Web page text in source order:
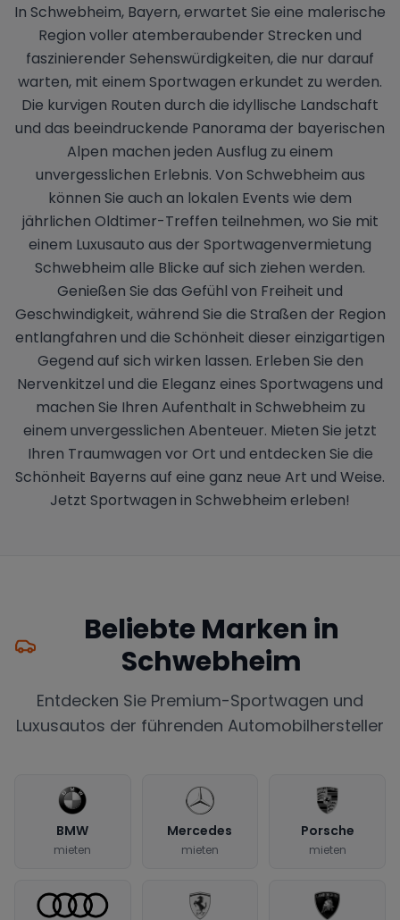
In Schwebheim, Bayern, erwartet Sie eine malerische
Region voller atemberaubender Strecken und
faszinierender Sehenswürdigkeiten, die nur darauf
warten, mit einem Sportwagen erkundet zu werden.
Die kurvigen Routen durch die idyllische Landschaft
und das beeindruckende Panorama der bayerischen
Alpen machen jeden Ausflug zu einem
unvergesslichen Erlebnis. Von Schwebheim aus
können Sie auch an lokalen Events wie dem
jährlichen Oldtimer-Treffen teilnehmen, wo Sie mit
einem Luxusauto aus der Sportwagenvermietung
Schwebheim alle Blicke auf sich ziehen werden.
Genießen Sie das Gefühl von Freiheit und
Geschwindigkeit, während Sie die Straßen der Region
entlangfahren und die Schönheit dieser einzigartigen
Gegend auf sich wirken lassen. Erleben Sie den
Nervenkitzel und die Eleganz eines Sportwagens und
machen Sie Ihren Aufenthalt in Schwebheim zu
einem unvergesslichen Abenteuer. Mieten Sie jetzt
Ihren Traumwagen vor Ort und entdecken Sie die
Schönheit Bayerns auf eine ganz neue Art und Weise.
Jetzt Sportwagen in Schwebheim erleben!
Beliebte Marken in
Schwebheim
Entdecken Sie Premium-Sportwagen und
Luxusautos der führenden Automobilhersteller
BMW
mieten
Mercedes
mieten
Porsche
mieten